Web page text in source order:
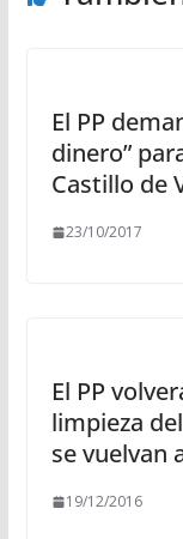
El PP
dinero”
Castillo de
23/10/2017
El PP
limpieza
se vuelvan
19/12/2016